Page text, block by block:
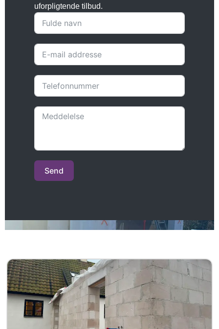
uforpligtende tilbud.
Send